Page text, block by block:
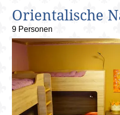
Orientalische
9 Personen